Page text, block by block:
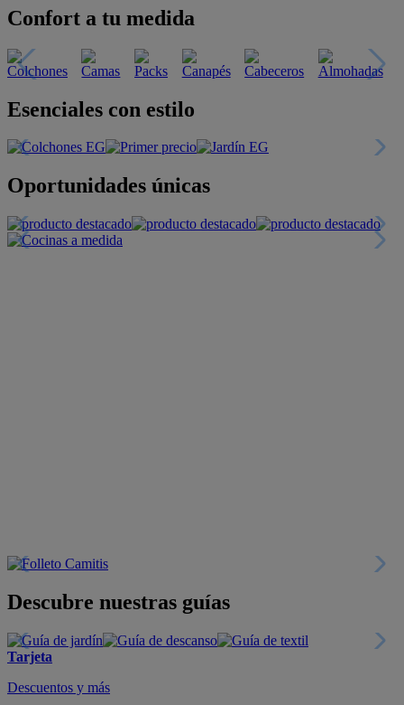
Confort a tu medida
Esenciales con estilo
Oportunidades únicas
Descubre nuestras guías
Tarjeta
Descuentos y más